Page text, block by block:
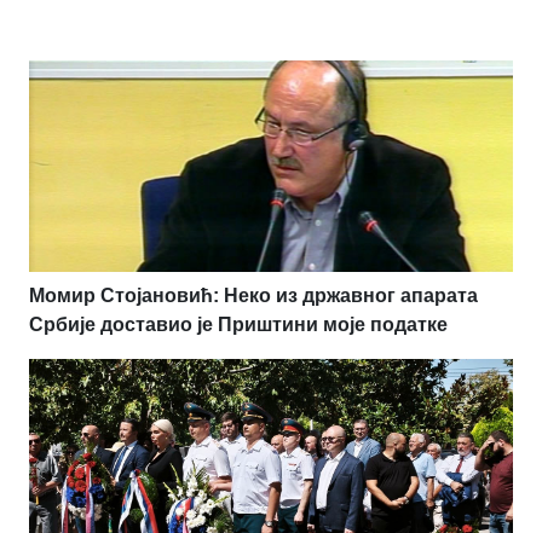
Момир Стојановић: Неко из државног апарата
Србије доставио је Приштини моје податке